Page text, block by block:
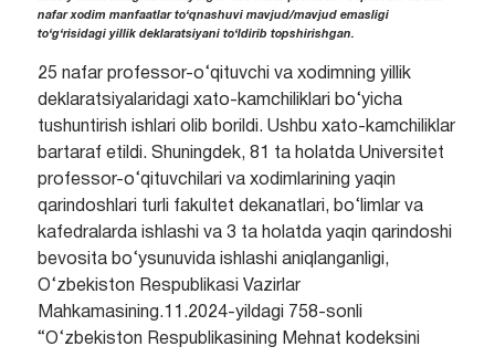
nafar xodim manfaatlar to‘qnashuvi mavjud/mavjud emasligi
to‘g‘risidagi yillik deklaratsiyani to‘ldirib topshirishgan.
25 nafar professor-o‘qituvchi va xodimning yillik
deklaratsiyalaridagi xato-kamchiliklari bo‘yicha
tushuntirish ishlari olib borildi. Ushbu xato-kamchiliklar
bartaraf etildi. Shuningdek, 81 ta holatda Universitet
professor-o‘qituvchilari va xodimlarining yaqin
qarindoshlari turli fakultet dekanatlari, bo‘limlar va
kafedralarda ishlashi va 3 ta holatda yaqin qarindoshi
bevosita bo‘ysunuvida ishlashi aniqlanganligi,
O‘zbekiston Respublikasi Vazirlar
Mahkamasining.11.2024-yildagi 758-sonli
“O‘zbekiston Respublikasining Mehnat kodeksini